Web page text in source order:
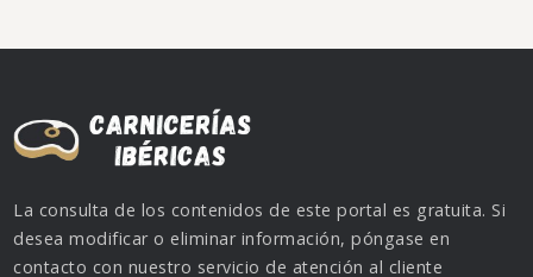
La consulta de los contenidos de este portal es gratuita. Si
desea modificar o eliminar información, póngase en
contacto con nuestro servicio de atención al cliente